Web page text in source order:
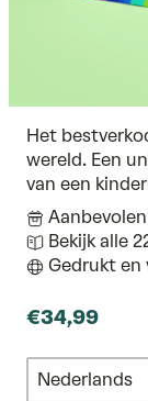
Het
wereld. Een
van een
Bekijk alle
Gedrukt en
€34,99